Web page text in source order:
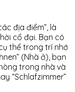
địa điểm”, là
cổ đại. Bạn có
thể trong trí nhớ
(Nhà ở), bạn
trong nhà và
“Schlafzimmer”